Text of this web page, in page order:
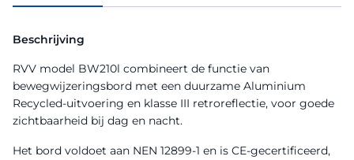
Beschrijving
RVV model BW210l combineert de functie van
bewegwijzeringsbord met een duurzame Aluminium
Recycled-uitvoering en klasse III retroreflectie, voor goede
zichtbaarheid bij dag en nacht.
Het bord voldoet aan NEN 12899-1 en is CE-gecertificeerd,